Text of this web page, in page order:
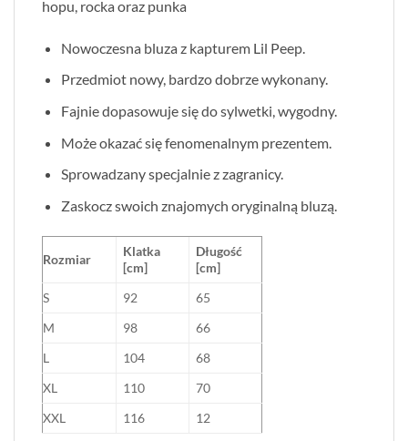
hopu, rocka oraz punka
Nowoczesna bluza z kapturem Lil Peep.
Przedmiot nowy, bardzo dobrze wykonany.
Fajnie dopasowuje się do sylwetki, wygodny.
Może okazać się fenomenalnym prezentem.
Sprowadzany specjalnie z zagranicy.
Zaskocz swoich znajomych oryginalną bluzą.
Rozmiar
Klatka
[cm]
Długość
[cm]
S
92
65
M
98
66
L
104
68
XL
110
70
XXL
116 12